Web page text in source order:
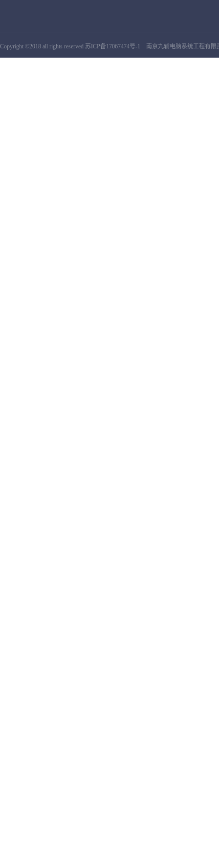
Copyright ©2018 all rights reserved 苏ICP备17067474号-1 南京九辅电脑系统工程有